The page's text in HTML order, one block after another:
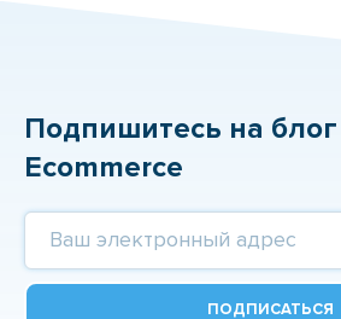
Подпишитесь на
Ecommerce
ПОДПИСАТЬСЯ